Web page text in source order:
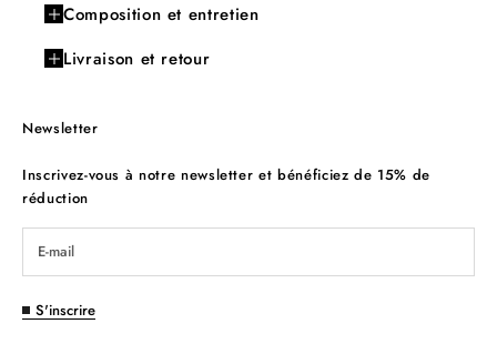
Composition et entretien
Livraison et retour
Newsletter
Inscrivez-vous à notre newsletter et bénéficiez de 15% de
réduction
S'inscrire